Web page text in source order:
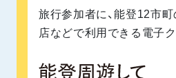
旅行参加者に、能登12市
店などで利用できる電子